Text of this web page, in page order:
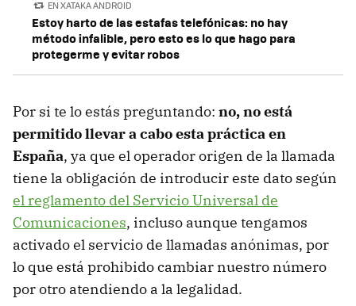
EN XATAKA ANDROID
Estoy harto de las estafas telefónicas: no hay
método infalible, pero esto es lo que hago para
protegerme y evitar robos
Por si te lo estás preguntando: no, no está
permitido llevar a cabo esta práctica en
España, ya que el operador origen de la llamada
tiene la obligación de introducir este dato según
el reglamento del Servicio Universal de
Comunicaciones, incluso aunque tengamos
activado el servicio de llamadas anónimas, por
lo que está prohibido cambiar nuestro número
por otro atendiendo a la legalidad.